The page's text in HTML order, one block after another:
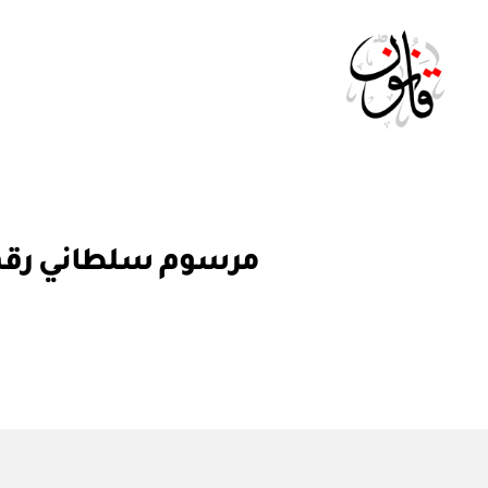
التصنيفاتمرسوم سلطاني رقم ١ / ٢٠٢١ باعتماد خطة التنمية الخمسية العاشرة